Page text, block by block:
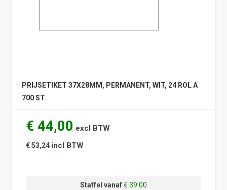
PRIJSETIKET 37X28MM, PERMANENT, WIT, 24 ROL A
700 ST.
€ 44,00 excl BTW
€ 53,24 incl BTW
Staffel vanaf€ 39.00